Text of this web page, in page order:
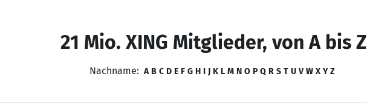
21 Mio. XING Mitglieder, von A bis Z
Nachname: A B C D E F G H I J K L M N O P Q R S T U V W X Y Z